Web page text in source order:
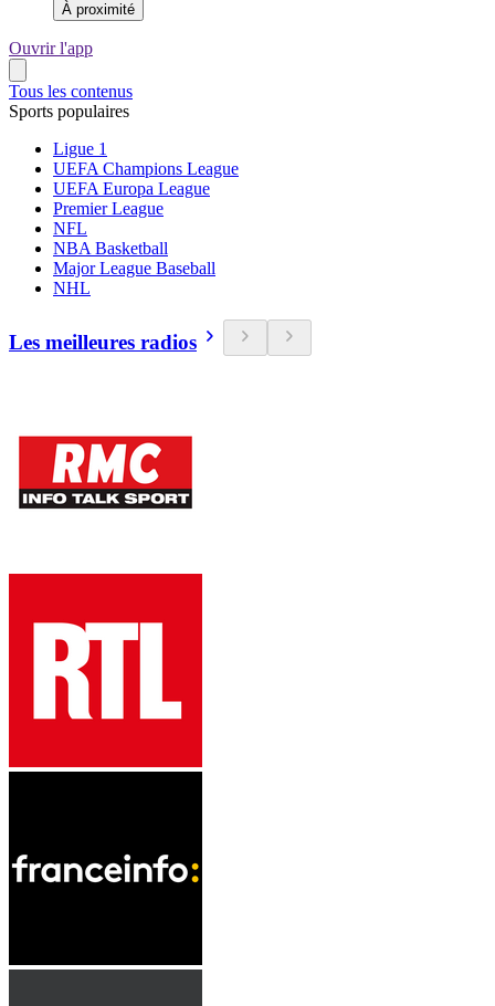
À proximité
Ouvrir l'app
Tous les contenus
Sports populaires
Ligue 1
UEFA Champions League
UEFA Europa League
Premier League
NFL
NBA Basketball
Major League Baseball
NHL
Les meilleures radios